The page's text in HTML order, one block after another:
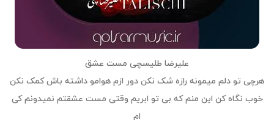
علیرضا طلیسچی مست عشق
هرچی تو دلم میمونه رازه شک نکن دور ازم هوامو داشته باش کمک نکن
خوب نگاه کن این منم که بی تو ابریم وقتی مست عشقتم نمیدونم کی
ام